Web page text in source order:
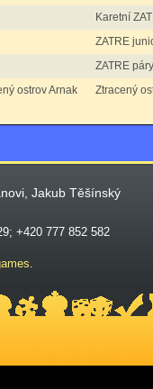
Karetní
ZATRE
ZATRE páry
ostrov Arnak Ztracený
Jakub Těšínský
+420 777 852 582
.